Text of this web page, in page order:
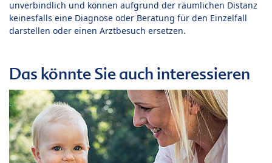
unverbindlich und können aufgrund der räumlichen Distanz
keinesfalls eine Diagnose oder Beratung für den Einzelfall
darstellen oder einen Arztbesuch ersetzen.
Das könnte Sie auch interessieren